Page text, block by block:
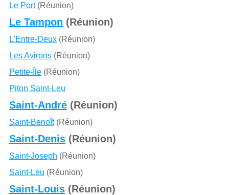
Le Port(Réunion)
Le Tampon (Réunion)
L'Entre-Deux(Réunion)
Les Avirons(Réunion)
Petite-Île(Réunion)
Piton Saint-Leu
Saint-André(Réunion)
Saint-Benoît(Réunion)
Saint-Denis(Réunion)
Saint-Joseph (Réunion)
Saint-Leu (Réunion)
Saint-Louis(Réunion)